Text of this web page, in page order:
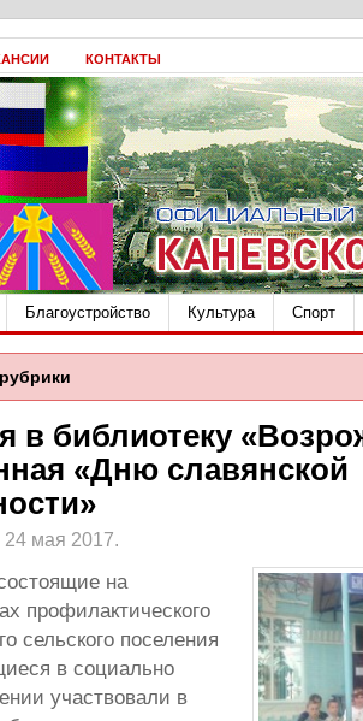
КОНТАКТЫ
Благоустройство Культура Спорт
в библиотеку
«Дню славянской
24 мая 2017.
на
профилактического
сельского поселения
в социально
участвовали в